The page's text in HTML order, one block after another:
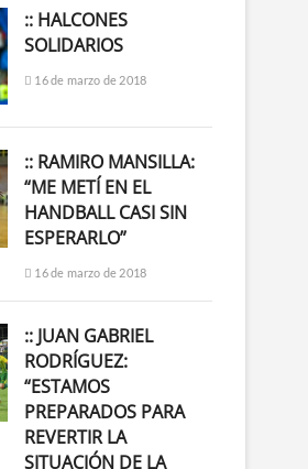
:: HALCONES
SOLIDARIOS
16 de marzo de 2018
:: RAMIRO MANSILLA:
“ME METÍ EN EL
HANDBALL CASI SIN
ESPERARLO”
16 de marzo de 2018
:: JUAN GABRIEL
RODRÍGUEZ:
“ESTAMOS
PREPARADOS PARA
REVERTIR LA
SITUACIÓN DE LA